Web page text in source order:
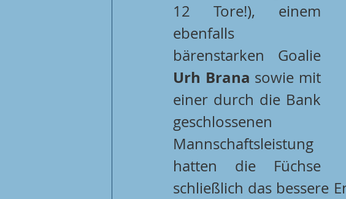
12 Tore!), einem
ebenfalls
Urh Brana sowie mit
einer durch die Bank
geschlossenen
Mannschaftsleistung
hatten die Füchse
schließlich das bessere